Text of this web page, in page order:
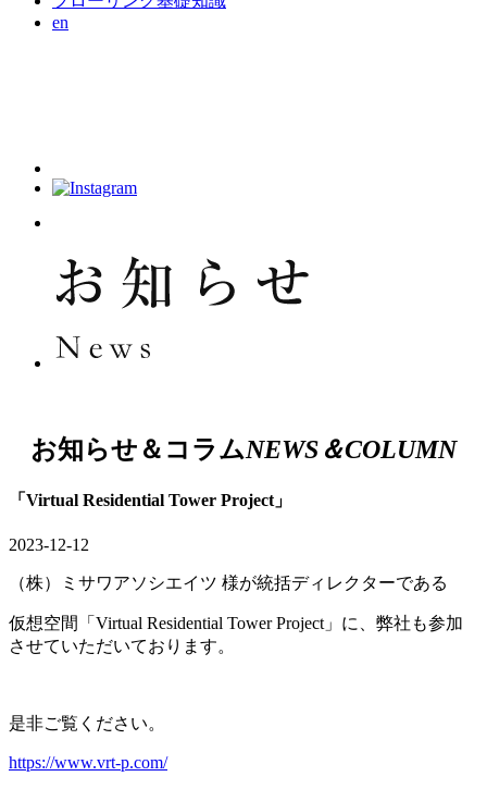
en
お知らせ＆コラムNEWS＆COLUMN
「Virtual Residential Tower Project」
2023-12-12
（株）ミサワアソシエイツ 様が統括ディレクターである
仮想空間「Virtual Residential Tower Project」に、弊社も参加
させていただいております。
是非ご覧ください。
https://www.vrt-p.com/